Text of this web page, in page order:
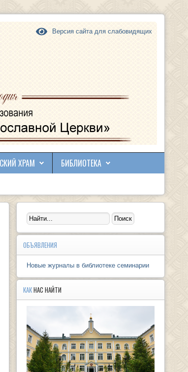
Версия сайта для слабовидящих
ХРАМ БИБЛИОТЕКА
ОБЪЯВЛЕНИЯ
Новые журналы в библиотеке семинарии
КАКНАС НАЙТИ